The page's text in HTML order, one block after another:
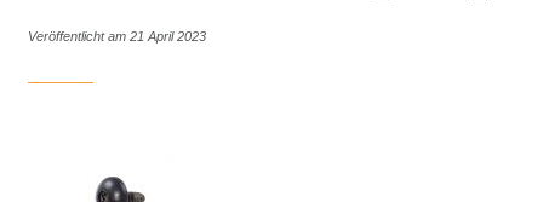
Veröffentlicht am 21 April 2023